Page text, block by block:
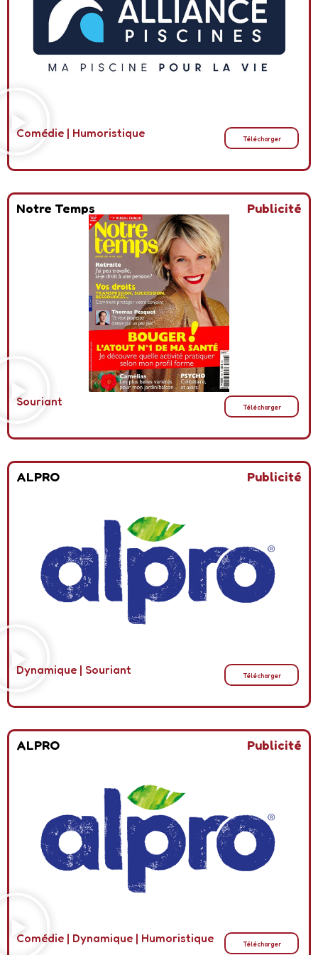
Comédie | Humoristique Télécharger
Notre Temps Publicité
Souriant Télécharger
ALPRO Publicité
Dynamique | Souriant Télécharger
ALPRO Publicité
Comédie | Dynamique | Humoristique Télécharger